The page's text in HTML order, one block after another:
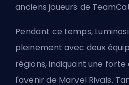
anciens joueurs de
Pendant ce temps,
pleinement avec deux
régions, indiquant une
l'avenir de Marvel Rivals.